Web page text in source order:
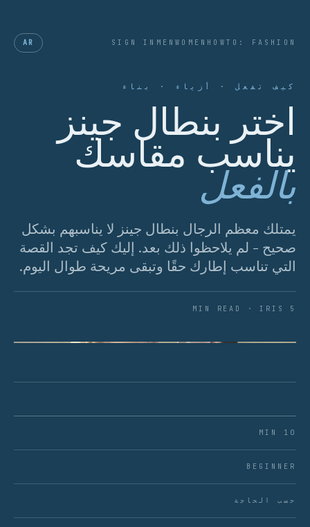
HOWTO: FASHION
WOMEN
MEN
SIGN IN
AR
كيف تفعل · أزياء · بناء
اختر بنطال جينز
يناسب مقاسك
بالفعل
يمتلك معظم الرجال بنطال جينز لا يناسبهم بشكل
صحيح - لم يلاحظوا ذلك بعد. إليك كيف تجد القصة
التي تناسب إطارك حقًا وتبقى مريحة طوال اليوم.
5 MIN READ · IRIS
10 MIN
BEGINNER
حسب الحاجة